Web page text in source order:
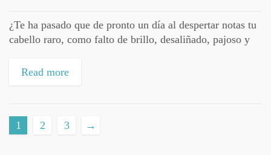
¿Te ha pasado que de pronto un día al despertar notas tu
cabello raro, como falto de brillo, desaliñado, pajoso y
Read more
1 2 3 →